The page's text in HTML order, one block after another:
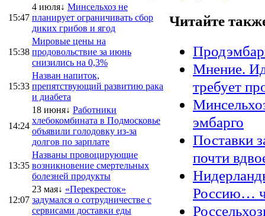
15:47
4 июля↓ Минсельхоз не
планирует ограничивать сбор
диких грибов и ягод
15:38
Мировые цены на
продовольствие за июнь
снизились на 0,3%
15:33
Назван напиток,
препятствующий развитию рака
и диабета
14:24
18 июня↓ Работники
хлебокомбината в Подмосковье
объявили голодовку из-за
долгов по зарплате
13:35
Названы провоцирующие
возникновение смертельных
болезней продукты
12:07
23 мая↓ «Перекресток»
задумался о сотрудничестве с
сервисами доставки еды
Читайте
Мнение.
требует
эмбарго
Поставки
почти
Россию…